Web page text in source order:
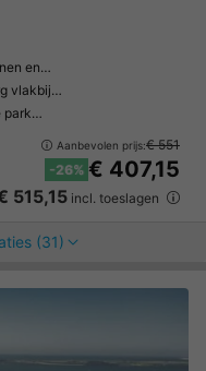
en…
vlakbij…
park…
Aanbevolen prijs:€ 551
-26% € 407,15
515,15 incl. toeslagen
(31)